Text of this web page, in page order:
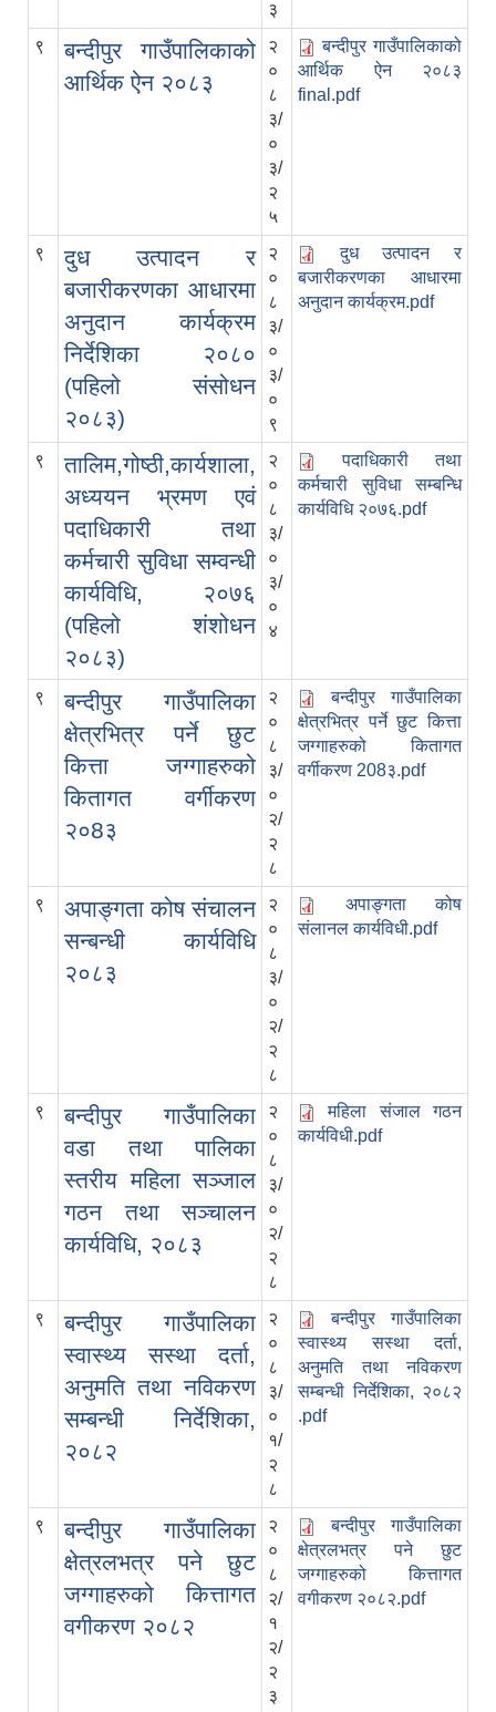
३
९
बन्दीपुर गाउँपालिकाको
आर्थिक ऐन २०८३
२
०
८
३/
०
३/
२
५
बन्दीपुर गाउँपालिकाको
आर्थिक ऐन २०८३
final.pdf
९
दुध उत्पादन र
बजारीकरणका आधारमा
अनुदान कार्यक्रम
निर्देशिका २०८०
(पहिलो संसोधन
२०८३)
२
०
८
३/
०
३/
०
९
दुध उत्पादन र
बजारीकरणका आधारमा
अनुदान कार्यक्रम.pdf
९
तालिम,गोष्ठी,कार्यशाला,
अध्ययन भ्रमण एवं
पदाधिकारी तथा
कर्मचारी सुविधा सम्वन्धी
कार्यविधि, २०७६
(पहिलो शंशोधन
२०८३)
२
०
८
३/
०
३/
०
४
पदाधिकारी तथा
कर्मचारी सुविधा सम्बन्धि
कार्यविधि २०७६.pdf
९
बन्दीपुर गाउँपालिका
क्षेत्रभित्र पर्ने छुट
कित्ता जग्गाहरुको
कितागत वर्गीकरण
२०8३
२
०
८
३/
०
२/
२
८
बन्दीपुर गाउँपालिका
क्षेत्रभित्र पर्ने छुट कित्ता
जग्गाहरुको कितागत
वर्गीकरण 208३.pdf
९
अपाङ्गता कोष संचालन
सन्बन्धी कार्यविधि
२०८३
२
०
८
३/
०
२/
२
८
अपाङ्गता कोष
संलानल कार्यविधी.pdf
९
बन्दीपुर गाउँपालिका
वडा तथा पालिका
स्तरीय महिला सञ्जाल
गठन तथा सञ्चालन
कार्यविधि, २०८३
२
०
८
३/
०
२/
२
८
महिला संजाल गठन
कार्यविधी.pdf
९
बन्दीपुर गाउँपालिका
स्वास्थ्य सस्था दर्ता,
अनुमति तथा नविकरण
सम्बन्धी निर्देशिका,
२०८२
२
०
८
३/
०
१/
२
८
बन्दीपुर गाउँपालिका
स्वास्थ्य सस्था दर्ता,
अनुमति तथा नविकरण
सम्बन्धी निर्देशिका, २०८२
.pdf
९
बन्दीपुर गाउँपालिका
क्षेत्रलभत्र पने छुट
जग्गाहरुको कित्तागत
वगीकरण २०८२
२
०
८
२/
१
२/
२
३
बन्दीपुर गाउँपालिका
क्षेत्रलभत्र पने छुट
जग्गाहरुको कित्तागत
वगीकरण २०८२.pdf